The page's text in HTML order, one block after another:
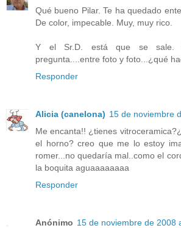
Qué bueno Pilar. Te ha quedado
De color, impecable. Muy, muy rico.
Y el Sr.D. está que se sale.
pregunta....entre foto y foto...¿qué
Responder
Alicia (canelona) 15 de noviembre
Me encanta!! ¿tienes
el horno? creo que me lo estoy
romer...no quedaría mal..como el
la boquita aguaaaaaaaa
Responder
Anónimo 15 de noviembre de 2008